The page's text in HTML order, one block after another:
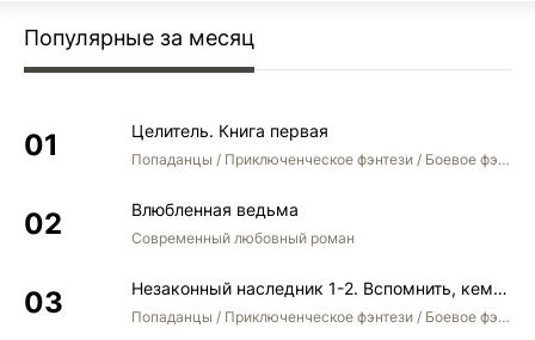
Популярные за месяц
Целитель. Книга первая
Попаданцы / Приключенческое фэнтези / Боевое фэнтези
Влюбленная ведьма
Современный любовный роман
Незаконный наследник 1-2. Вспомнить, кем был. Стать собой. Остаться собой
Попаданцы / Приключенческое фэнтези / Боевое фэнтези / Юмористическое фэнтези